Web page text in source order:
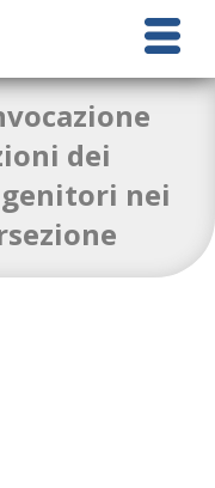
dei
nei
dei-